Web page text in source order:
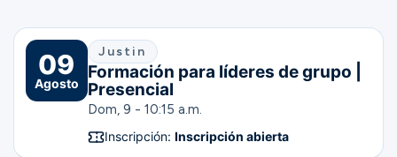
09
Agosto
Justin
Formación para líderes de grupo |
Presencial
Dom, 9 - 10:15 a.m.
Inscripción: Inscripción abierta